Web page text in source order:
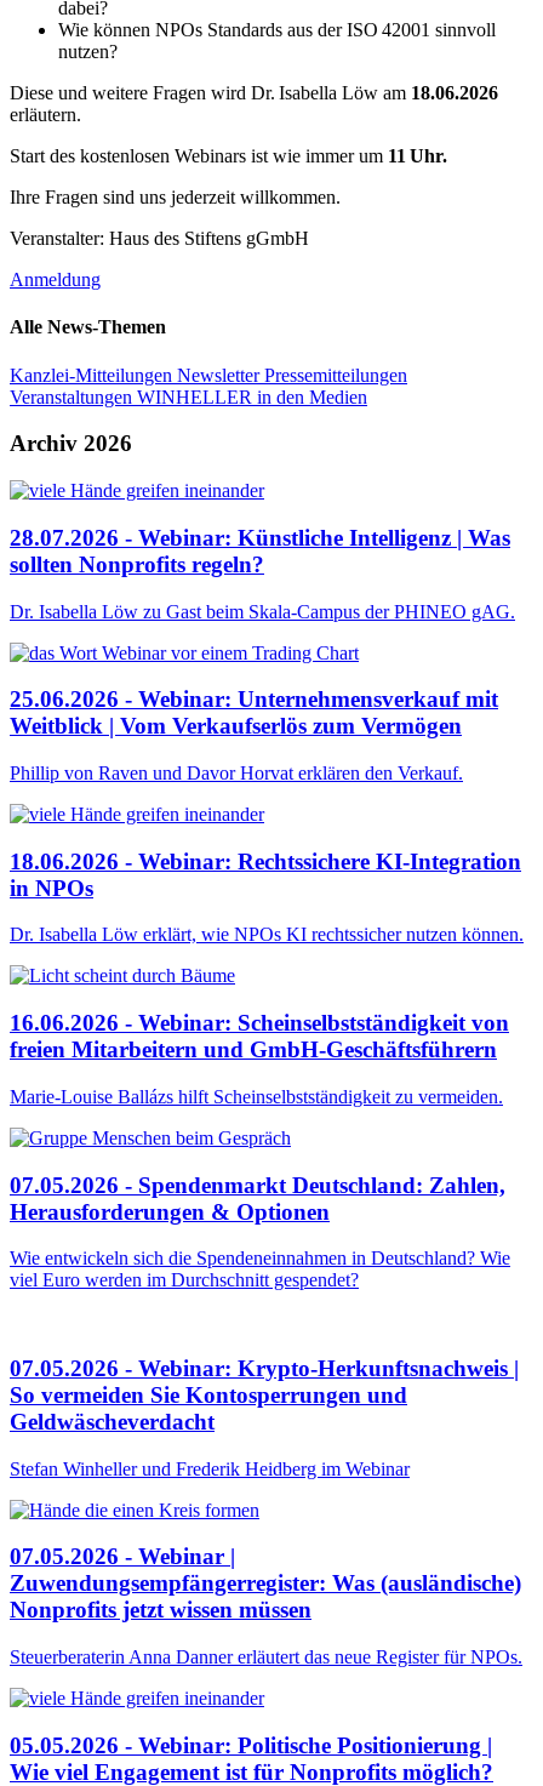
dabei?
Wie können NPOs Standards aus der ISO 42001 sinnvoll
nutzen?
Diese und weitere Fragen wird Dr. Isabella Löw am 18.06.2026
erläutern.
Start des kostenlosen Webinars ist wie immer um 11 Uhr.
Ihre Fragen sind uns jederzeit willkommen.
Veranstalter: Haus des Stiftens gGmbH
Anmeldung
Alle News-Themen
Kanzlei-Mitteilungen NewsletterPressemitteilungen
Veranstaltungen WINHELLER in den Medien
Archiv 2026
28.07.2026 - Webinar: Künstliche Intelligenz | Was
sollten Nonprofits regeln?
Dr. Isabella Löw zu Gast beim Skala-Campus der PHINEO gAG.
25.06.2026 - Webinar: Unternehmensverkauf mit
Weitblick | Vom Verkaufserlös zum Vermögen
Phillip von Raven und Davor Horvat erklären den Verkauf.
18.06.2026 - Webinar: Rechtssichere KI-Integration
in NPOs
Dr. Isabella Löw erklärt, wie NPOs KI rechtssicher nutzen können.
16.06.2026 - Webinar: Scheinselbstständigkeit von
freien Mitarbeitern und GmbH-Geschäftsführern
Marie-Louise Ballázs hilft Scheinselbstständigkeit zu vermeiden.
07.05.2026 - Spendenmarkt Deutschland: Zahlen,
Herausforderungen & Optionen
Wie entwickeln sich die Spendeneinnahmen in Deutschland? Wie
viel Euro werden im Durchschnitt gespendet?
07.05.2026 - Webinar: Krypto-Herkunftsnachweis |
So vermeiden Sie Kontosperrungen und
Geldwäscheverdacht
Stefan Winheller und Frederik Heidberg im Webinar
07.05.2026 - Webinar |
Zuwendungsempfängerregister: Was (ausländische)
Nonprofits jetzt wissen müssen
Steuerberaterin Anna Danner erläutert das neue Register für NPOs.
05.05.2026 - Webinar: Politische Positionierung |
Wie viel Engagement ist für Nonprofits möglich?